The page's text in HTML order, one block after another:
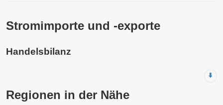
Stromimporte und -exporte
Handelsbilanz
⬇️
Regionen in der Nähe